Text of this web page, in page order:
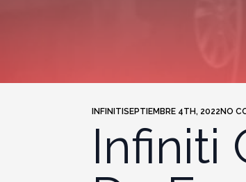
INFINITI SEPTIEMBRE 4TH, 2022 NO
Infiniti